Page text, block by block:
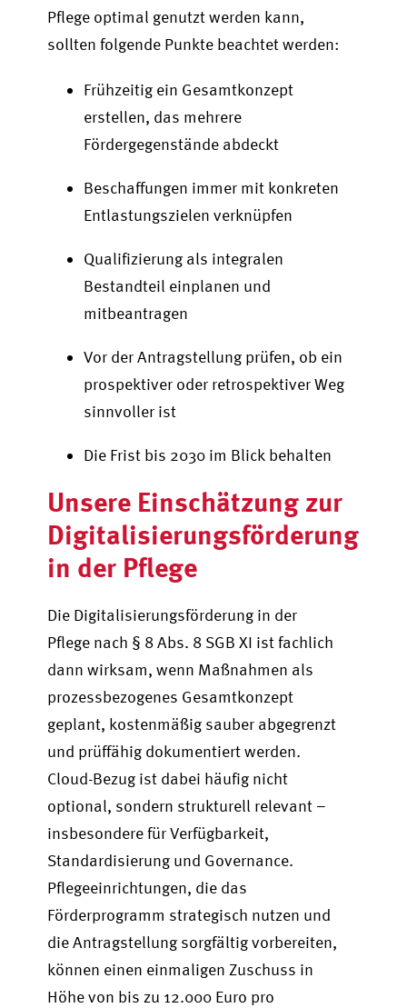
Pflege optimal genutzt werden kann,
sollten folgende Punkte beachtet werden:
Frühzeitig ein Gesamtkonzept
erstellen, das mehrere
Fördergegenstände abdeckt
Beschaffungen immer mit konkreten
Entlastungszielen verknüpfen
Qualifizierung als integralen
Bestandteil einplanen und
mitbeantragen
Vor der Antragstellung prüfen, ob ein
prospektiver oder retrospektiver Weg
sinnvoller ist
Die Frist bis 2030 im Blick behalten
Unsere Einschätzungzur
Digitalisierungsförderung
in der Pflege
Die Digitalisierungsförderung in der
Pflege nach § 8 Abs. 8 SGB XI ist fachlich
dann wirksam, wenn Maßnahmen als
prozessbezogenes Gesamtkonzept
geplant, kostenmäßig sauber abgegrenzt
und prüffähig dokumentiert werden.
Cloud-Bezug ist dabei häufig nicht
optional, sondern strukturell relevant –
insbesondere für Verfügbarkeit,
Standardisierung und Governance.
Pflegeeinrichtungen, die das
Förderprogramm strategisch nutzen und
die Antragstellung sorgfältig vorbereiten,
können einen einmaligen Zuschuss in
Höhe von bis zu 12.000 Euro pro